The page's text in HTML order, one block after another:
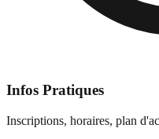
Infos Pratiques
Inscriptions, horaires, plan